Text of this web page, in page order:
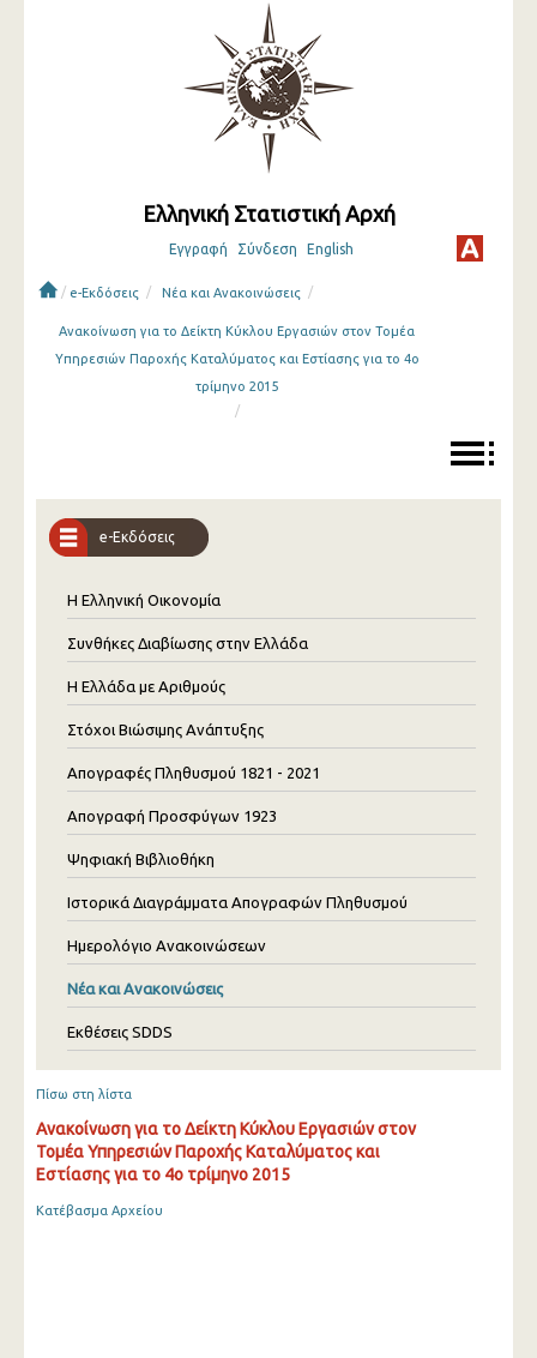
Ελληνική Στατιστική Αρχή
Εγγραφή Σύνδεση English
/ e-Εκδόσεις / Νέα και Ανακοινώσεις /
Ανακοίνωση για το Δείκτη Κύκλου Εργασιών στον Τομέα
Υπηρεσιών Παροχής Καταλύματος και Εστίασης για το 4ο
τρίμηνο 2015
/
e-Εκδόσεις
Η Ελληνική Οικονομία
Συνθήκες Διαβίωσης στην Ελλάδα
Η Ελλάδα με Αριθμούς
Στόχοι Βιώσιμης Ανάπτυξης
Απογραφές Πληθυσμού 1821 - 2021
Απογραφή Προσφύγων 1923
Ψηφιακή Βιβλιοθήκη
Ιστορικά Διαγράμματα Απογραφών Πληθυσμού
Ημερολόγιο Ανακοινώσεων
Νέα και Ανακοινώσεις
Εκθέσεις SDDS
Πίσω στη λίστα
Ανακοίνωση για το Δείκτη Κύκλου Εργασιών στον
Τομέα Υπηρεσιών Παροχής Καταλύματος και
Εστίασης για το 4ο τρίμηνο 2015
Κατέβασμα Αρχείου